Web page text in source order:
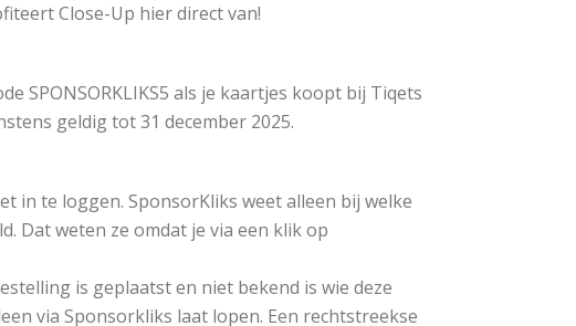
Close-Up hier direct van!
SPONSORKLIKS5 als je kaartjes koopt bij Tiqets
geldig tot 31 december 2025.
in te loggen. SponsorKliks weet alleen bij welke
Dat weten ze omdat je via een klik op
is geplaatst en niet bekend is wie deze
via Sponsorkliks laat lopen. Een rechtstreekse